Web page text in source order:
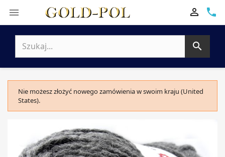
 phone


Nie możesz złożyć nowego zamówienia w swoim kraju (United
States).